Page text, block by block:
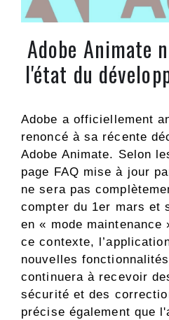
Adobe Animate
l'état du
Adobe a officiellement
renoncé à sa récente
Adobe Animate. Selon
page FAQ mise à jour
ne sera pas
compter du 1er mars et
en « mode maintenance
ce contexte,
nouvelles
continuera à recevoir
sécurité et des
précise également que